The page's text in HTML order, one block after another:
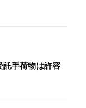
託手荷物は許容